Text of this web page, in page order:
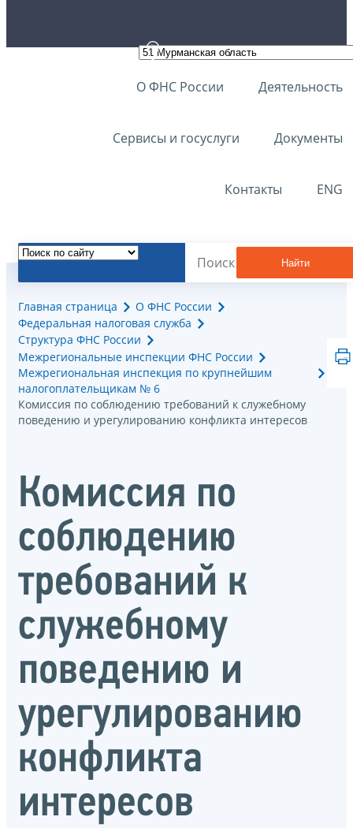
О ФНС России Деятельность
Сервисы и госуслуги Документы
Контакты ENG
Найти
Главная страница
О ФНС России
Федеральная налоговая служба
Структура ФНС России
Межрегиональные инспекции ФНС России
Межрегиональная инспекция по крупнейшим
налогоплательщикам № 6
Комиссия по соблюдению требований к служебному
поведению и урегулированию конфликта интересов
Комиссия по
соблюдению
требований к
служебному
поведению и
урегулированию
конфликта
интересов